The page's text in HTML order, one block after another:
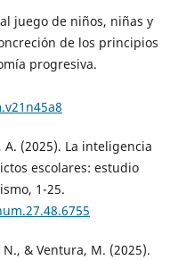
juego de niños, niñas y
de los principios
progresiva.
(2025). La inteligencia
escolares: estudio
1-25.
& Ventura, M. (2025).